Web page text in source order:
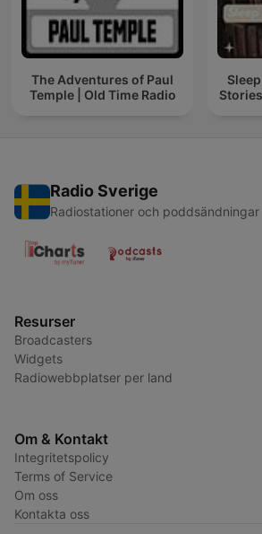
The Adventures of Paul
Temple | Old Time Radio
Radio Sverige
Radiostationer och poddsändningar
Resurser
Broadcasters
Widgets
Radiowebbplatser per land
Om & Kontakt
Integritetspolicy
Terms of Service
Om oss
Kontakta oss